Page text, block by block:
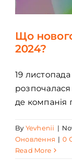
Що
2024?
19
де компанія
By Yevhenii |
Оновлення | 0
Read More